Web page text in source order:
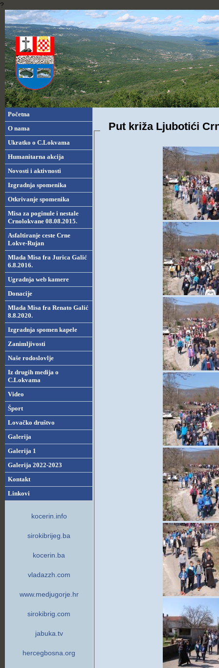
?
Početna
O nama
Ukratko o C.Lokvama
Humanitarna akcija
Novosti i aktivnosti
Izgradnja spomenika
Otkrivanje spomenika
Misa za poginule i nestale
Crnolokvane 08.08.2015.
Asfaltiranje ceste Crne
Lokve-Rujan
Mlada Misa fra Jurica Galić
6.8.2016.
Ugradnja web kamere
Donacije
Mlada Misa fra Renato Galić
8.8.2020.
Izgradnja spomen kapele
Zanimljivosti
Naše rodoslovlje
Iz drugih medija o
C.Lokvama
Video
Šport
Lovačko društvo
Galerija
Galerija 1
Galerija 2022-2023
Kontakt
Linkovi
kocerin.info
sirokibrijeg.ba
kocerin.ba
vladazzh.com
www.medjugorje.hr
sirokibrig.com
jabuka.tv
hercegbosna.org
Put križa Ljubotići